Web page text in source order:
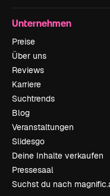
Unternehmen
Preise
Über uns
Reviews
Karriere
Suchtrends
Blog
Veranstaltungen
Slidesgo
Deine Inhalte verkaufen
Pressesaal
Suchst du nach